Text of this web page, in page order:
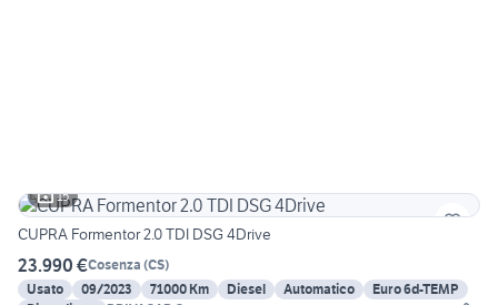
15
CUPRA Formentor 2.0 TDI DSG 4Drive
23.990 €Cosenza (CS)
Usato
09/2023 71000 Km Diesel Automatico
Euro 6d-TEMP